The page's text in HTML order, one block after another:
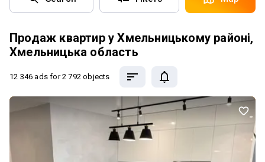
Продаж квартир у Хмельницькому районі,
Хмельницька область
12 346 ads for 2 792 objects